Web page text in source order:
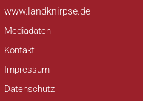
www.landknirpse.de
Mediadaten
Kontakt
Impressum
Datenschutz